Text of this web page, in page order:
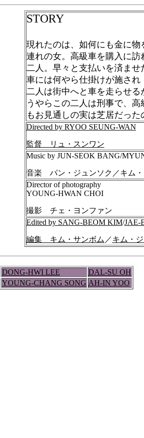
STORY
現れたのは、如何にも金に物
連れの女。高級車を購入に訪
二人。早々と支払いを済ませ
車には何やら仕掛けが施され
二人は街中へと車を走らせる
うやらこの二人は刑事で、高
もお見通しの実は芝居だった
Directed by RYOO SEUNG-WAN
監督 リュ・スンワン
Music by JUN-SEOK BANG/
音楽 パン・ジュンソク／キム・
Director of photography
YOUNG-HWAN CHOI
撮影 チェ・ヨンファン
Edited by SANG-BEOM KIM/JAE-
編集 キム・サンボム ／キム・
DONG-HWI LEE
DAL-SU OH
YOUNG-CHANG SONG AH-IN YOO